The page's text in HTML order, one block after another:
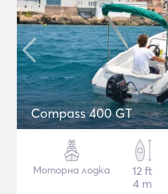
Compass 400 GT
Моторна лодка
12 ft
4 m